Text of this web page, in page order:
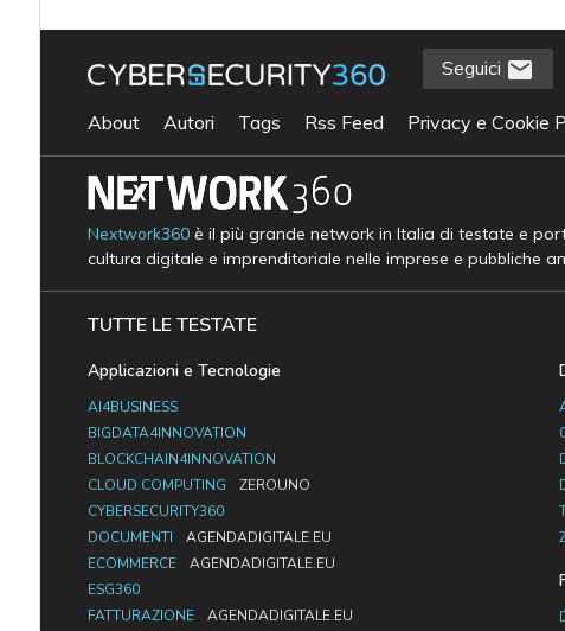
Seguici
About Autori Tags Rss Feed Privacy e Cookie
Nextwork360è il più grande network in Italia di testate e
cultura digitale e imprenditoriale nelle imprese e pubbliche
TUTTE LE TESTATE
Applicazioni e Tecnologie
AI4BUSINESS
BIGDATA4INNOVATION
BLOCKCHAIN4INNOVATION
CLOUD COMPUTING
ZEROUNO
CYBERSECURITY360
DOCUMENTI
AGENDADIGITALE.EU
ECOMMERCE
AGENDADIGITALE.EU
ESG360
FATTURAZIONE
AGENDADIGITALE.EU